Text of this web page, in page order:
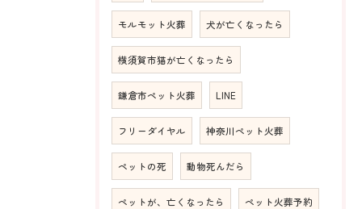
モルモット火葬 犬が亡くなったら
横須賀市猫が亡くなったら
鎌倉市ペット火葬 LINE
フリーダイヤル 神奈川ペット火葬
ペットの死 動物死んだら
ペットが、亡くなったら ペット火葬予約